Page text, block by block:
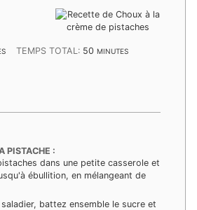
TEMPS TOTAL: 50 MINUTES
MINUTES
PISTACHE :
dans une petite casserole et
ébullition, en mélangeant de
battez ensemble le sucre et